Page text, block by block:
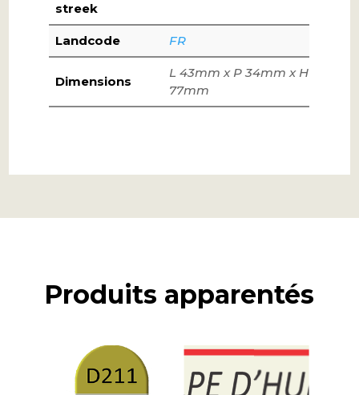
streek
Landcode FR
Dimensions
L 43mm x P 34mm x H
77mm
Produits apparentés